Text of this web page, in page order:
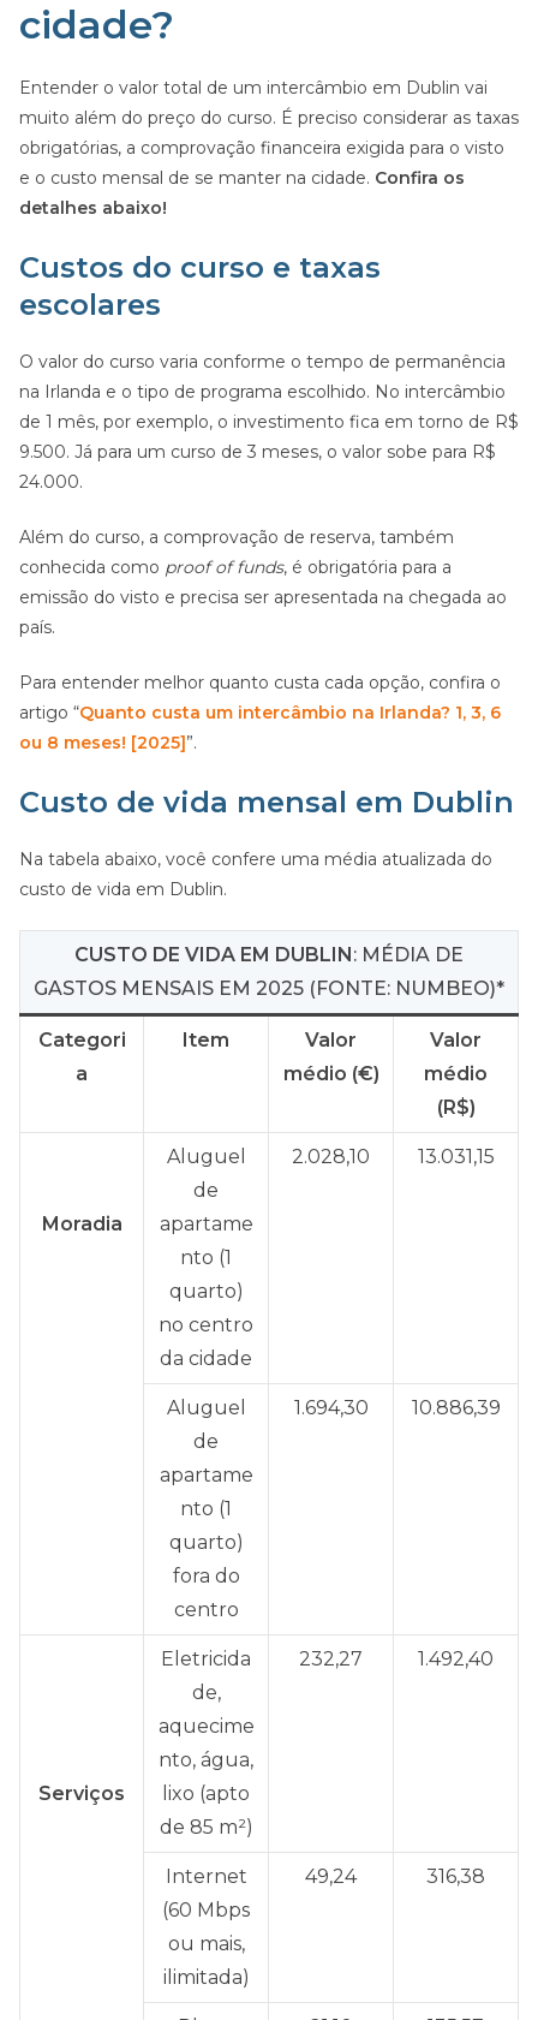
cidade?
Entender o valor total de um intercâmbio em Dublin vai
muito além do preço do curso. É preciso considerar as taxas
obrigatórias, a comprovação financeira exigida para o visto
e o custo mensal de se manter na cidade. Confira os
detalhes abaixo!
Custos do curso e taxas
escolares
O valor do curso varia conforme o tempo de permanência
na Irlanda e o tipo de programa escolhido. No intercâmbio
de 1 mês, por exemplo, o investimento fica em torno de R$
9.500. Já para um curso de 3 meses, o valor sobe para R$
24.000.
Além do curso, a comprovação de reserva, também
conhecida como proof of funds, é obrigatória para a
emissão do visto e precisa ser apresentada na chegada ao
país.
Para entender melhor quanto custa cada opção, confira o
artigo “Quanto custa um intercâmbio na Irlanda? 1, 3, 6
ou 8 meses! [2025]”.
Custo de vida mensal em Dublin
Na tabela abaixo, você confere uma média atualizada do
custo de vida em Dublin.
CUSTO DE VIDA EM DUBLIN: MÉDIA DE
GASTOS MENSAIS EM 2025 (FONTE: NUMBEO)*
Categori
a
Item
Valor
médio (€)
Valor
médio
(R$)
Moradia
Aluguel
de
apartame
nto (1
quarto)
no centro
da cidade
2.028,10 13.031,15
Aluguel
de
apartame
nto (1
quarto)
fora do
centro
1.694,30 10.886,39
Serviços
Eletricida
de,
aquecime
nto, água,
lixo (apto
de 85 m²)
232,27 1.492,40
Internet
(60 Mbps
ou mais,
ilimitada)
49,24 316,38